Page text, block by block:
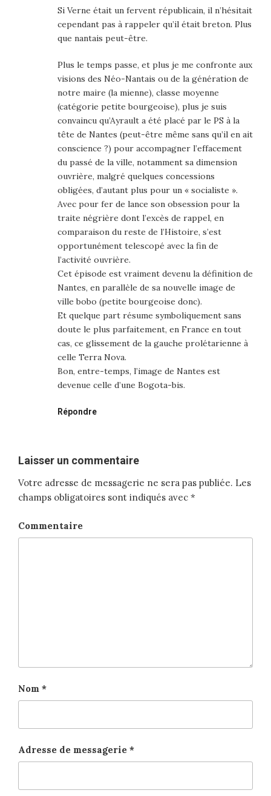
Si Verne était un fervent républicain, il n’hésitait
cependant pas à rappeler qu’il était breton. Plus
que nantais peut-être.
Plus le temps passe, et plus je me confronte aux
visions des Néo-Nantais ou de la génération de
notre maire (la mienne), classe moyenne
(catégorie petite bourgeoise), plus je suis
convaincu qu’Ayrault a été placé par le PS à la
tête de Nantes (peut-être même sans qu’il en ait
conscience ?) pour accompagner l’effacement
du passé de la ville, notamment sa dimension
ouvrière, malgré quelques concessions
obligées, d’autant plus pour un « socialiste ».
Avec pour fer de lance son obsession pour la
traite négrière dont l’excès de rappel, en
comparaison du reste de l’Histoire, s’est
opportunément telescopé avec la fin de
l’activité ouvrière.
Cet épisode est vraiment devenu la définition de
Nantes, en parallèle de sa nouvelle image de
ville bobo (petite bourgeoise donc).
Et quelque part résume symboliquement sans
doute le plus parfaitement, en France en tout
cas, ce glissement de la gauche prolétarienne à
celle Terra Nova.
Bon, entre-temps, l’image de Nantes est
devenue celle d’une Bogota-bis.
Répondre
Laisser un commentaire
Votre adresse de messagerie ne sera pas publiée. Les
champs obligatoires sont indiqués avec *
Commentaire
Nom *
Adresse de messagerie *